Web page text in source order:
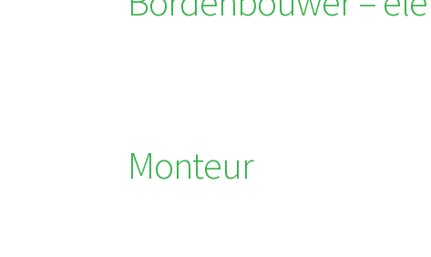
Monteur